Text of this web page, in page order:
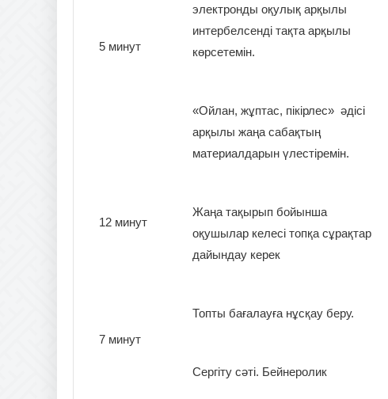
5 минут
12 минут
7 минут
электронды оқулық арқылы
интербелсенді тақта арқылы
көрсетемін.
«Ойлан, жұптас, пікірлес» әдісі
арқылы жаңа сабақтың
материалдарын үлестіремін.
Жаңа тақырып бойынша
оқушылар келесі топқа сұрақтар
дайындау керек
Топты бағалауға нұсқау беру.
Сергіту сәті. Бейнеролик